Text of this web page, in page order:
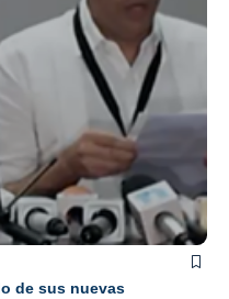
de sus nuevas